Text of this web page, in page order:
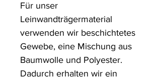
Für unser
Leinwandträgermaterial
verwenden wir beschichtetes
Gewebe, eine Mischung aus
Baumwolle und Polyester.
Dadurch erhalten wir ein